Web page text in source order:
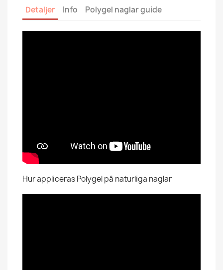
Detaljer Info Polygel naglar guide
Hur appliceras Polygel på naturliga naglar